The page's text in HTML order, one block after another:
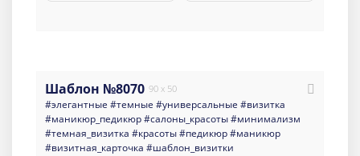
Шаблон №8070 90 x 50
#элегантные #темные #универсальные #визитка
#маникюр_педикюр#салоны_красоты#минимализм
#темная_визитка #красоты#педикюр#маникюр
#визитная_карточка #шаблон_визитки